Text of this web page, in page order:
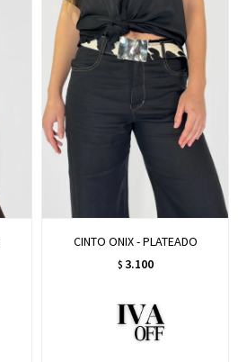
CINTO ONIX - PLATEADO
$ 3.100